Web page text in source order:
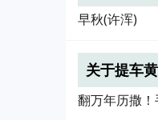
早秋(许浑)
关于提车
翻万年历撒